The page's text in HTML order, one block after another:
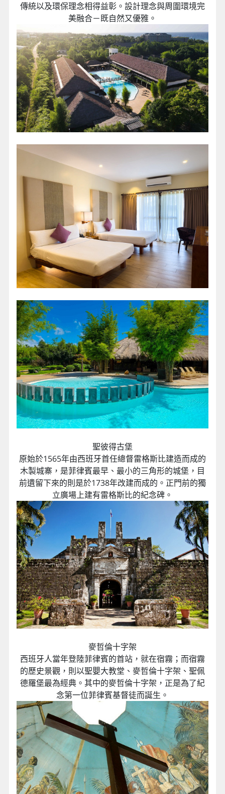
傳統以及環保理念相得益彰。設計理念與周圍環境完
美融合－既自然又優雅。
聖彼得古堡
原始於1565年由西班牙首任總督雷格斯比建造而成的
木製城寨，是菲律賓最早、最小的三角形的城堡，目
前遺留下來的則是於1738年改建而成的。正門前的獨
立廣場上建有雷格斯比的紀念碑。
麥哲倫十字架
西班牙人當年登陸菲律賓的首站，就在宿霧；而宿霧
的歷史景觀，則以聖嬰大教堂、麥哲倫十字架、聖佩
德羅堡最為經典。其中的麥哲倫十字架，正是為了紀
念第一位菲律賓基督徒而誕生。